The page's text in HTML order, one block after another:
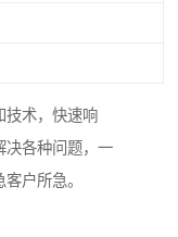
技术，快速响
决各种问题，一
户所急。